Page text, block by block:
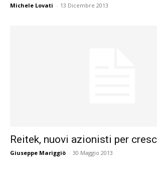
Michele Lovati - 13 Dicembre 2013
Reitek, nuovi azionisti per
Giuseppe Mariggiò - 30 Maggio 2013